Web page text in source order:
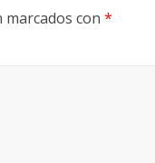
con *